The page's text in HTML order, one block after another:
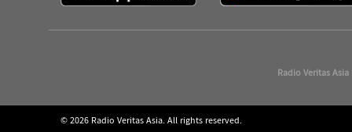
Radio Veritas Asia
© 2026 Radio Veritas Asia. All rights reserved.